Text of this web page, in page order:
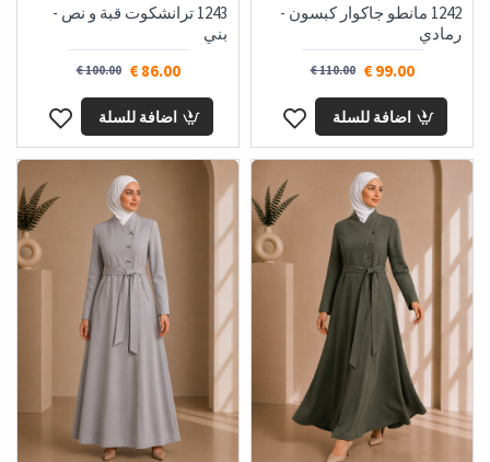
1242 مانطو جاكوار كبسون -
رمادي
99.00 €
110.00 €
اضافة للسلة
1243 ترانشكوت قبة و نص -
بني
86.00 €
100.00 €
اضافة للسلة